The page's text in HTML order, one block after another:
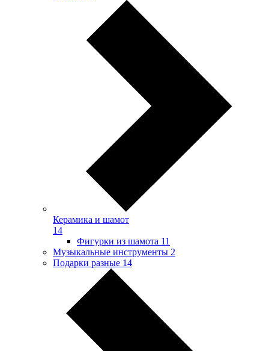
Керамика и шамот
14
Фигурки из шамота 11
Музыкальные инструменты 2
Подарки разные 14